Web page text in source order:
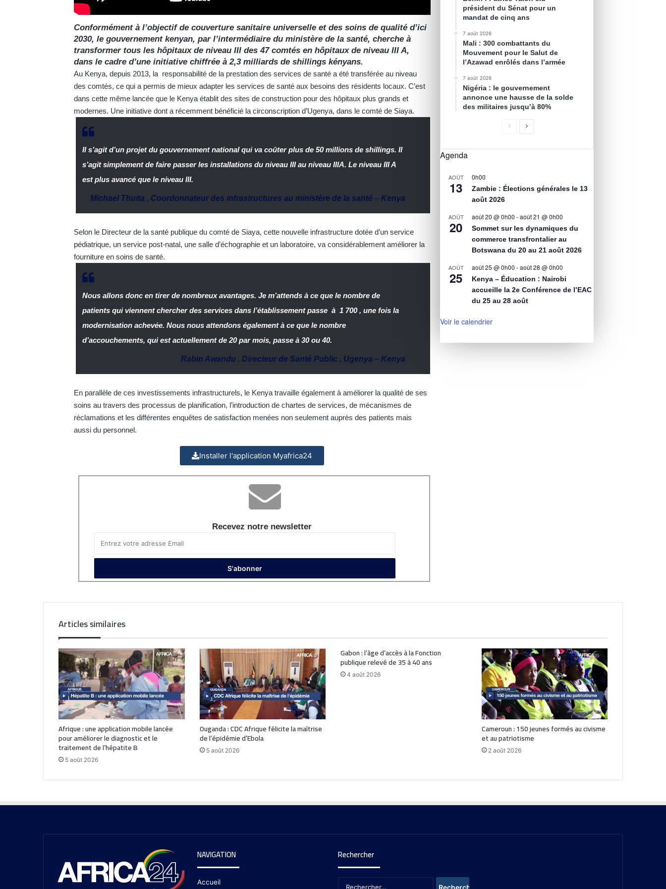
Conformément à l’objectif de couverture sanitaire universelle et des soins de qualité d’ici
2030, le gouvernement kenyan, par l’intermédiaire du ministère de la santé, cherche à
transformer tous les hôpitaux de niveau III des 47 comtés en hôpitaux de niveau III A,
dans le cadre d’une initiative chiffrée à 2,3 milliards de shillings kényans.
Au Kenya, depuis 2013, la responsabilité de la prestation des services de santé a été transférée au niveau
des comtés, ce qui a permis de mieux adapter les services de santé aux besoins des résidents locaux. C’est
dans cette même lancée que le Kenya établit des sites de construction pour des hôpitaux plus grands et
modernes. Une initiative dont a récemment bénéficié la circonscription d’Ugenya, dans le comté de Siaya.
Il s’agit d’un projet du gouvernement national qui va coûter plus de 50 millions de shillings. Il
s’agit simplement de faire passer les installations du niveau III au niveau IIIA. Le niveau III A
est plus avancé que le niveau III.
Michael Thuita , Coordonnateur des infrastructures au ministère de la santé –Kenya
Selon le Directeur de la santé publique du comté de Siaya, cette nouvelle infrastructure dotée d’un service
pédiatrique, un service post-natal, une salle d’échographie et un laboratoire, va considérablement améliorer la
fourniture en soins de santé.
Nous allons donc en tirer de nombreux avantages. Je m’attends à ce que le nombre de
patients qui viennent chercher des services dans l’établissement passe à 1 700 , une fois la
modernisation achevée. Nous nous attendons également à ce que le nombre
d’accouchements, qui est actuellement de 20 par mois, passe à 30 ou 40.
Rabin Awandu , Directeur de Santé Public , Ugenya – Kenya
En parallèle de ces investissements infrastructurels, le Kenya travaille également à améliorer la qualité de ses
soins au travers des processus de planification, l’introduction de chartes de services, de mécanismes de
réclamations et les différentes enquêtes de satisfaction menées non seulement auprès des patients mais
aussi du personnel.
Installer l'application Myafrica24
Recevez notre newsletter
président du Sénat pour un
mandat de cinq ans
7 août 2026
Mali : 300 combattants du
Mouvement pour le Salut de
l’Azawad enrôlés dans l’armée
7 août 2026
Nigéria : le gouvernement
annonce une hausse de la solde
des militaires jusqu’à 80%
Agenda
AOÛT
13
0h00
Zambie : Élections générales le 13
août 2026
AOÛT
20
août 20 @ 0h00 -août 21 @ 0h00
Sommet sur les dynamiques du
commerce transfrontalier au
Botswana du 20 au 21 août 2026
AOÛT
25
août 25 @ 0h00 -août 28 @ 0h00
Kenya – Éducation : Nairobi
accueille la 2e Conférence de l’EAC
du 25 au 28 août
Voir le calendrier
Articles similaires
Afrique : une application mobile lancée
pour améliorer le diagnostic et le
traitement de l’hépatite B
5 août 2026
Ouganda : CDC Afrique félicite la maîtrise
de l’épidémie d’Ebola
5 août 2026
Gabon : l’âge d’accès à la Fonction
publique relevé de 35 à 40 ans
4 août 2026
Cameroun : 150 jeunes formés au civisme
et au patriotisme
2 août 2026
NAVIGATION
Accueil
Rechercher